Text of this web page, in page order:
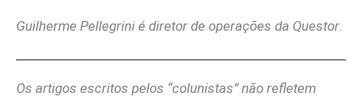
Guilherme Pellegrini é diretor de operações da Questor
Os artigos escritos pelos “colunistas” não refletem